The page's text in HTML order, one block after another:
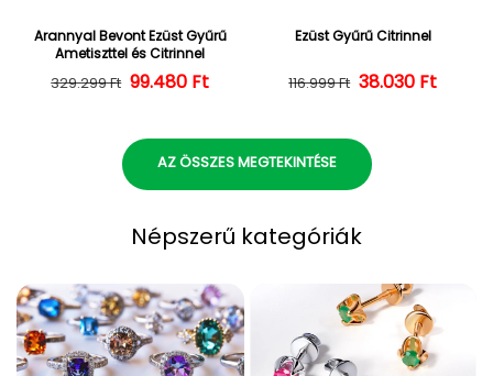
Arannyal Bevont Ezüst Gyűrű
Ametiszttel és Citrinnel
Normál ár
329.299 Ft Kedvezményes ár
99.480 Ft
Ezüst Gyűrű Citrinnel
Normál ár
116.999 Ft 38.030 Ft
AZ ÖSSZES MEGTEKINTÉSE
Népszerű kategóriák